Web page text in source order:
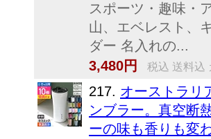
スポーツ・趣味・
山、エベレスト、
ダー 名入れの...
3,480円
税込 送料込
217. オーストラリ
ンブラー。真空断
ーの味も香りも変